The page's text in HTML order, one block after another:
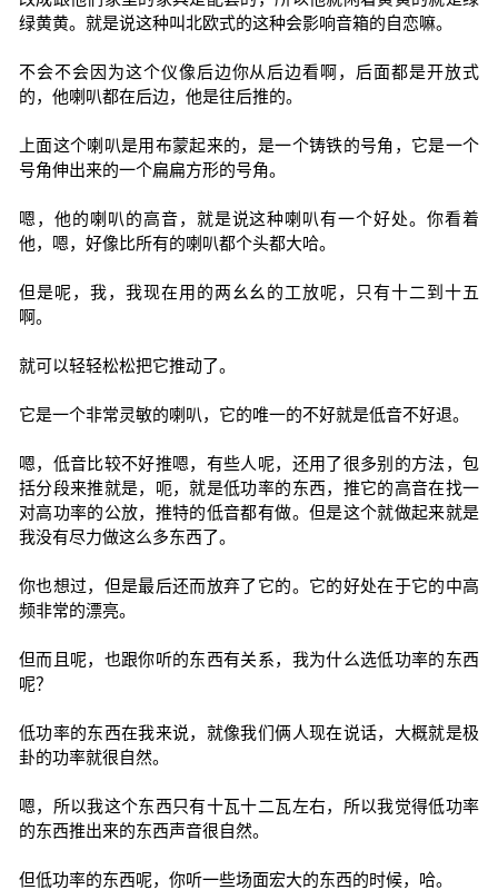
绿黄黄。就是说这种叫北欧式的这种会影响音箱的自恋嘛。
不会不会因为这个仪像后边你从后边看啊，后面都是开放式
的，他喇叭都在后边，他是往后推的。
上面这个喇叭是用布蒙起来的，是一个铸铁的号角，它是一个
号角伸出来的一个扁扁方形的号角。
嗯，他的喇叭的高音，就是说这种喇叭有一个好处。你看着
他，嗯，好像比所有的喇叭都个头都大哈。
但是呢，我，我现在用的两幺幺的工放呢，只有十二到十五
啊。
就可以轻轻松松把它推动了。
它是一个非常灵敏的喇叭，它的唯一的不好就是低音不好退。
嗯，低音比较不好推嗯，有些人呢，还用了很多别的方法，包
括分段来推就是，呃，就是低功率的东西，推它的高音在找一
对高功率的公放，推特的低音都有做。但是这个就做起来就是
我没有尽力做这么多东西了。
你也想过，但是最后还而放弃了它的。它的好处在于它的中高
频非常的漂亮。
但而且呢，也跟你听的东西有关系，我为什么选低功率的东西
呢？
低功率的东西在我来说，就像我们俩人现在说话，大概就是极
卦的功率就很自然。
嗯，所以我这个东西只有十瓦十二瓦左右，所以我觉得低功率
的东西推出来的东西声音很自然。
但低功率的东西呢，你听一些场面宏大的东西的时候，哈。